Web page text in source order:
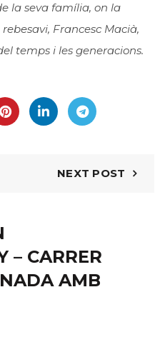
la seva família, on la
Francesc Macià,
temps i les generacions.
NEXT POST
– CARRER
AMB